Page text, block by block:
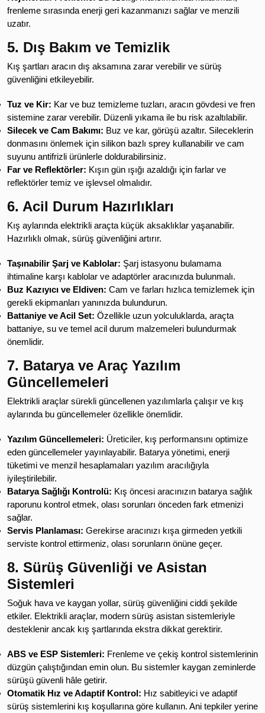
frenleme sırasında enerji geri kazanmanızı sağlar ve menzili
uzatır.
5. Dış Bakım ve Temizlik
Kış şartları aracın dış aksamına zarar verebilir ve sürüş
güvenliğini etkileyebilir.
Tuz ve Kir: Kar ve buz temizleme tuzları, aracın gövdesi ve fren
sistemine zarar verebilir. Düzenli yıkama ile bu risk azaltılabilir.
Silecek ve Cam Bakımı: Buz ve kar, görüşü azaltır. Sileceklerin
donmasını önlemek için silikon bazlı sprey kullanabilir ve cam
suyunu antifrizli ürünlerle doldurabilirsiniz.
Far ve Reflektörler: Kışın gün ışığı azaldığı için farlar ve
reflektörler temiz ve işlevsel olmalıdır.
6. Acil Durum Hazırlıkları
Kış aylarında elektrikli araçta küçük aksaklıklar yaşanabilir.
Hazırlıklı olmak, sürüş güvenliğini artırır.
Taşınabilir Şarj ve Kablolar: Şarj istasyonu bulamama
ihtimaline karşı kablolar ve adaptörler aracınızda bulunmalı.
Buz Kazıyıcı ve Eldiven: Cam ve farları hızlıca temizlemek için
gerekli ekipmanları yanınızda bulundurun.
Battaniye ve Acil Set: Özellikle uzun yolculuklarda, araçta
battaniye, su ve temel acil durum malzemeleri bulundurmak
önemlidir.
7. Batarya ve Araç Yazılım
Güncellemeleri
Elektrikli araçlar sürekli güncellenen yazılımlarla çalışır ve kış
aylarında bu güncellemeler özellikle önemlidir.
Yazılım Güncellemeleri: Üreticiler, kış performansını optimize
eden güncellemeler yayınlayabilir. Batarya yönetimi, enerji
tüketimi ve menzil hesaplamaları yazılım aracılığıyla
iyileştirilebilir.
Batarya Sağlığı Kontrolü: Kış öncesi aracınızın batarya sağlık
raporunu kontrol etmek, olası sorunları önceden fark etmenizi
sağlar.
Servis Planlaması: Gerekirse aracınızı kışa girmeden yetkili
serviste kontrol ettirmeniz, olası sorunların önüne geçer.
8. Sürüş Güvenliği ve Asistan
Sistemleri
Soğuk hava ve kaygan yollar, sürüş güvenliğini ciddi şekilde
etkiler. Elektrikli araçlar, modern sürüş asistan sistemleriyle
desteklenir ancak kış şartlarında ekstra dikkat gerektirir.
ABS ve ESP Sistemleri: Frenleme ve çekiş kontrol sistemlerinin
düzgün çalıştığından emin olun. Bu sistemler kaygan zeminlerde
sürüşü güvenli hâle getirir.
Otomatik Hız ve Adaptif Kontrol: Hız sabitleyici ve adaptif
sürüş sistemlerini kış koşullarına göre kullanın. Ani tepkiler yerine